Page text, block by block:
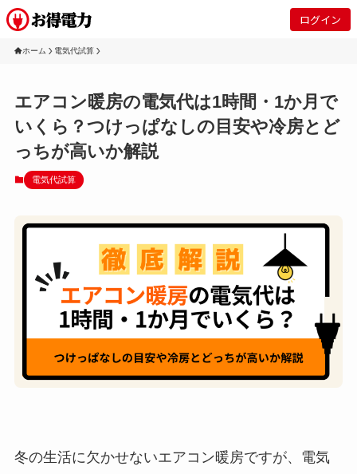
ログイン
ホーム 電気代試算
エアコン暖房の電気代は1時間・1か月で
いくら？つけっぱなしの目安や冷房とど
っちが高いか解説
電気代試算
冬の生活に欠かせないエアコン暖房ですが、電気